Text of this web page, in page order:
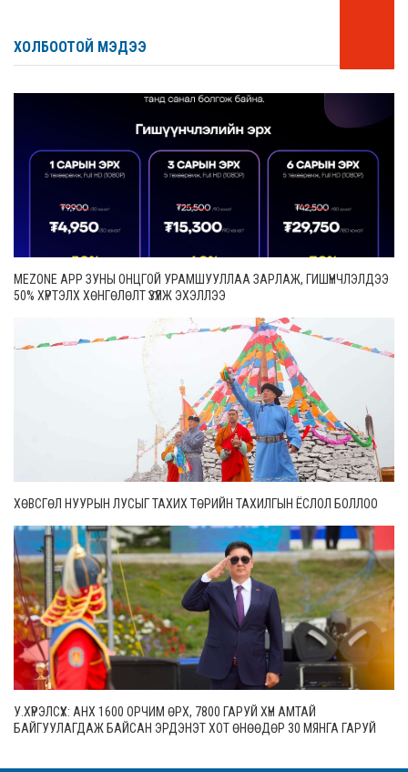
ХОЛБООТОЙ МЭДЭЭ
MEZONE APP ЗУНЫ ОНЦГОЙ УРАМШУУЛЛАА ЗАРЛАЖ, ГИШҮҮНЧЛЭЛДЭЭ
50% ХҮРТЭЛХ ХӨНГӨЛӨЛТ ҮЗҮҮЛЖ ЭХЭЛЛЭЭ
ХӨВСГӨЛ НУУРЫН ЛУСЫГ ТАХИХ ТӨРИЙН ТАХИЛГЫН ЁСЛОЛ БОЛЛОО
У.ХҮРЭЛСҮХ: АНХ 1600 ОРЧИМ ӨРХ, 7800 ГАРУЙ ХҮН АМТАЙ
БАЙГУУЛАГДАЖ БАЙСАН ЭРДЭНЭТ ХОТ ӨНӨӨДӨР 30 МЯНГА ГАРУЙ